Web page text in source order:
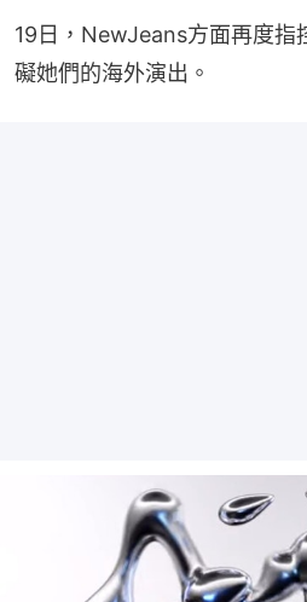
19日，NewJeans方面再度指
礙她們的海外演出。